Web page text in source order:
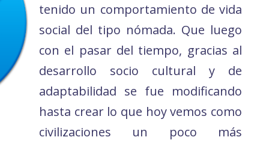
tenido un comportamiento de vida
social del tipo nómada. Que luego
con el pasar del tiempo, gracias al
desarrollo socio cultural y de
adaptabilidad se fue modificando
hasta crear lo que hoy vemos como
civilizaciones un poco más